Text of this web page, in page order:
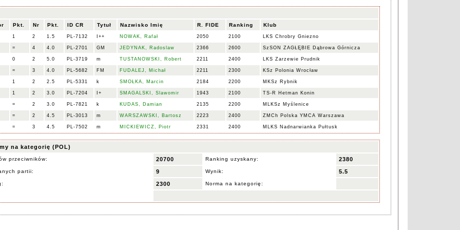
Pkt. Nr Pkt. ID CR Tytuł Nazwisko Imię R. FIDE Ranking Klub
1 2 1.5 PL-7132 I++ NOWAK, Rafał 2050 2100 LKS Chrobry Gniezno
= 4 4.0 PL-2701 GM JEDYNAK, Radoslaw 2366 2600 SzSON ZAGŁĘBIE Dąbrowa Górnicza
0 2 5.0 PL-3719 m TUSTANOWSKI, Robert 2211 2400 LKS Zarzewie Prudnik
= 3 4.0 PL-5682 FM FUDALEJ, Michał 2211 2300 KSz Polonia Wrocław
1 2 2.5 PL-5331 k SMOŁKA, Marcin 2184 2200 MKSz Rybnik
1 2 3.0 PL-7204 I+ SMAGALSKI, Slawomir 1943 2100 TS-R Hetman Konin
= 2 3.0 PL-7821 k KUDAS, Damian 2135 2200 MLKSz Myślenice
= 2 4.5 PL-3013 m WARSZAWSKI, Bartosz 2223 2400 ZMCh Polska YMCA Warszawa
= 3 4.5 PL-7502 m MICKIEWICZ, Piotr 2331 2400 MLKS Nadnarwianka Pułtusk
na kategorię (POL)
przeciwników: 20700 Ranking uzyskany: 2380
partii: 9 Wynik: 5.5
2300 Norma na kategorię: